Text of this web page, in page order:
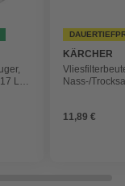
L,
KÄRCHER
Nass-/
4 Stück
11,89 €